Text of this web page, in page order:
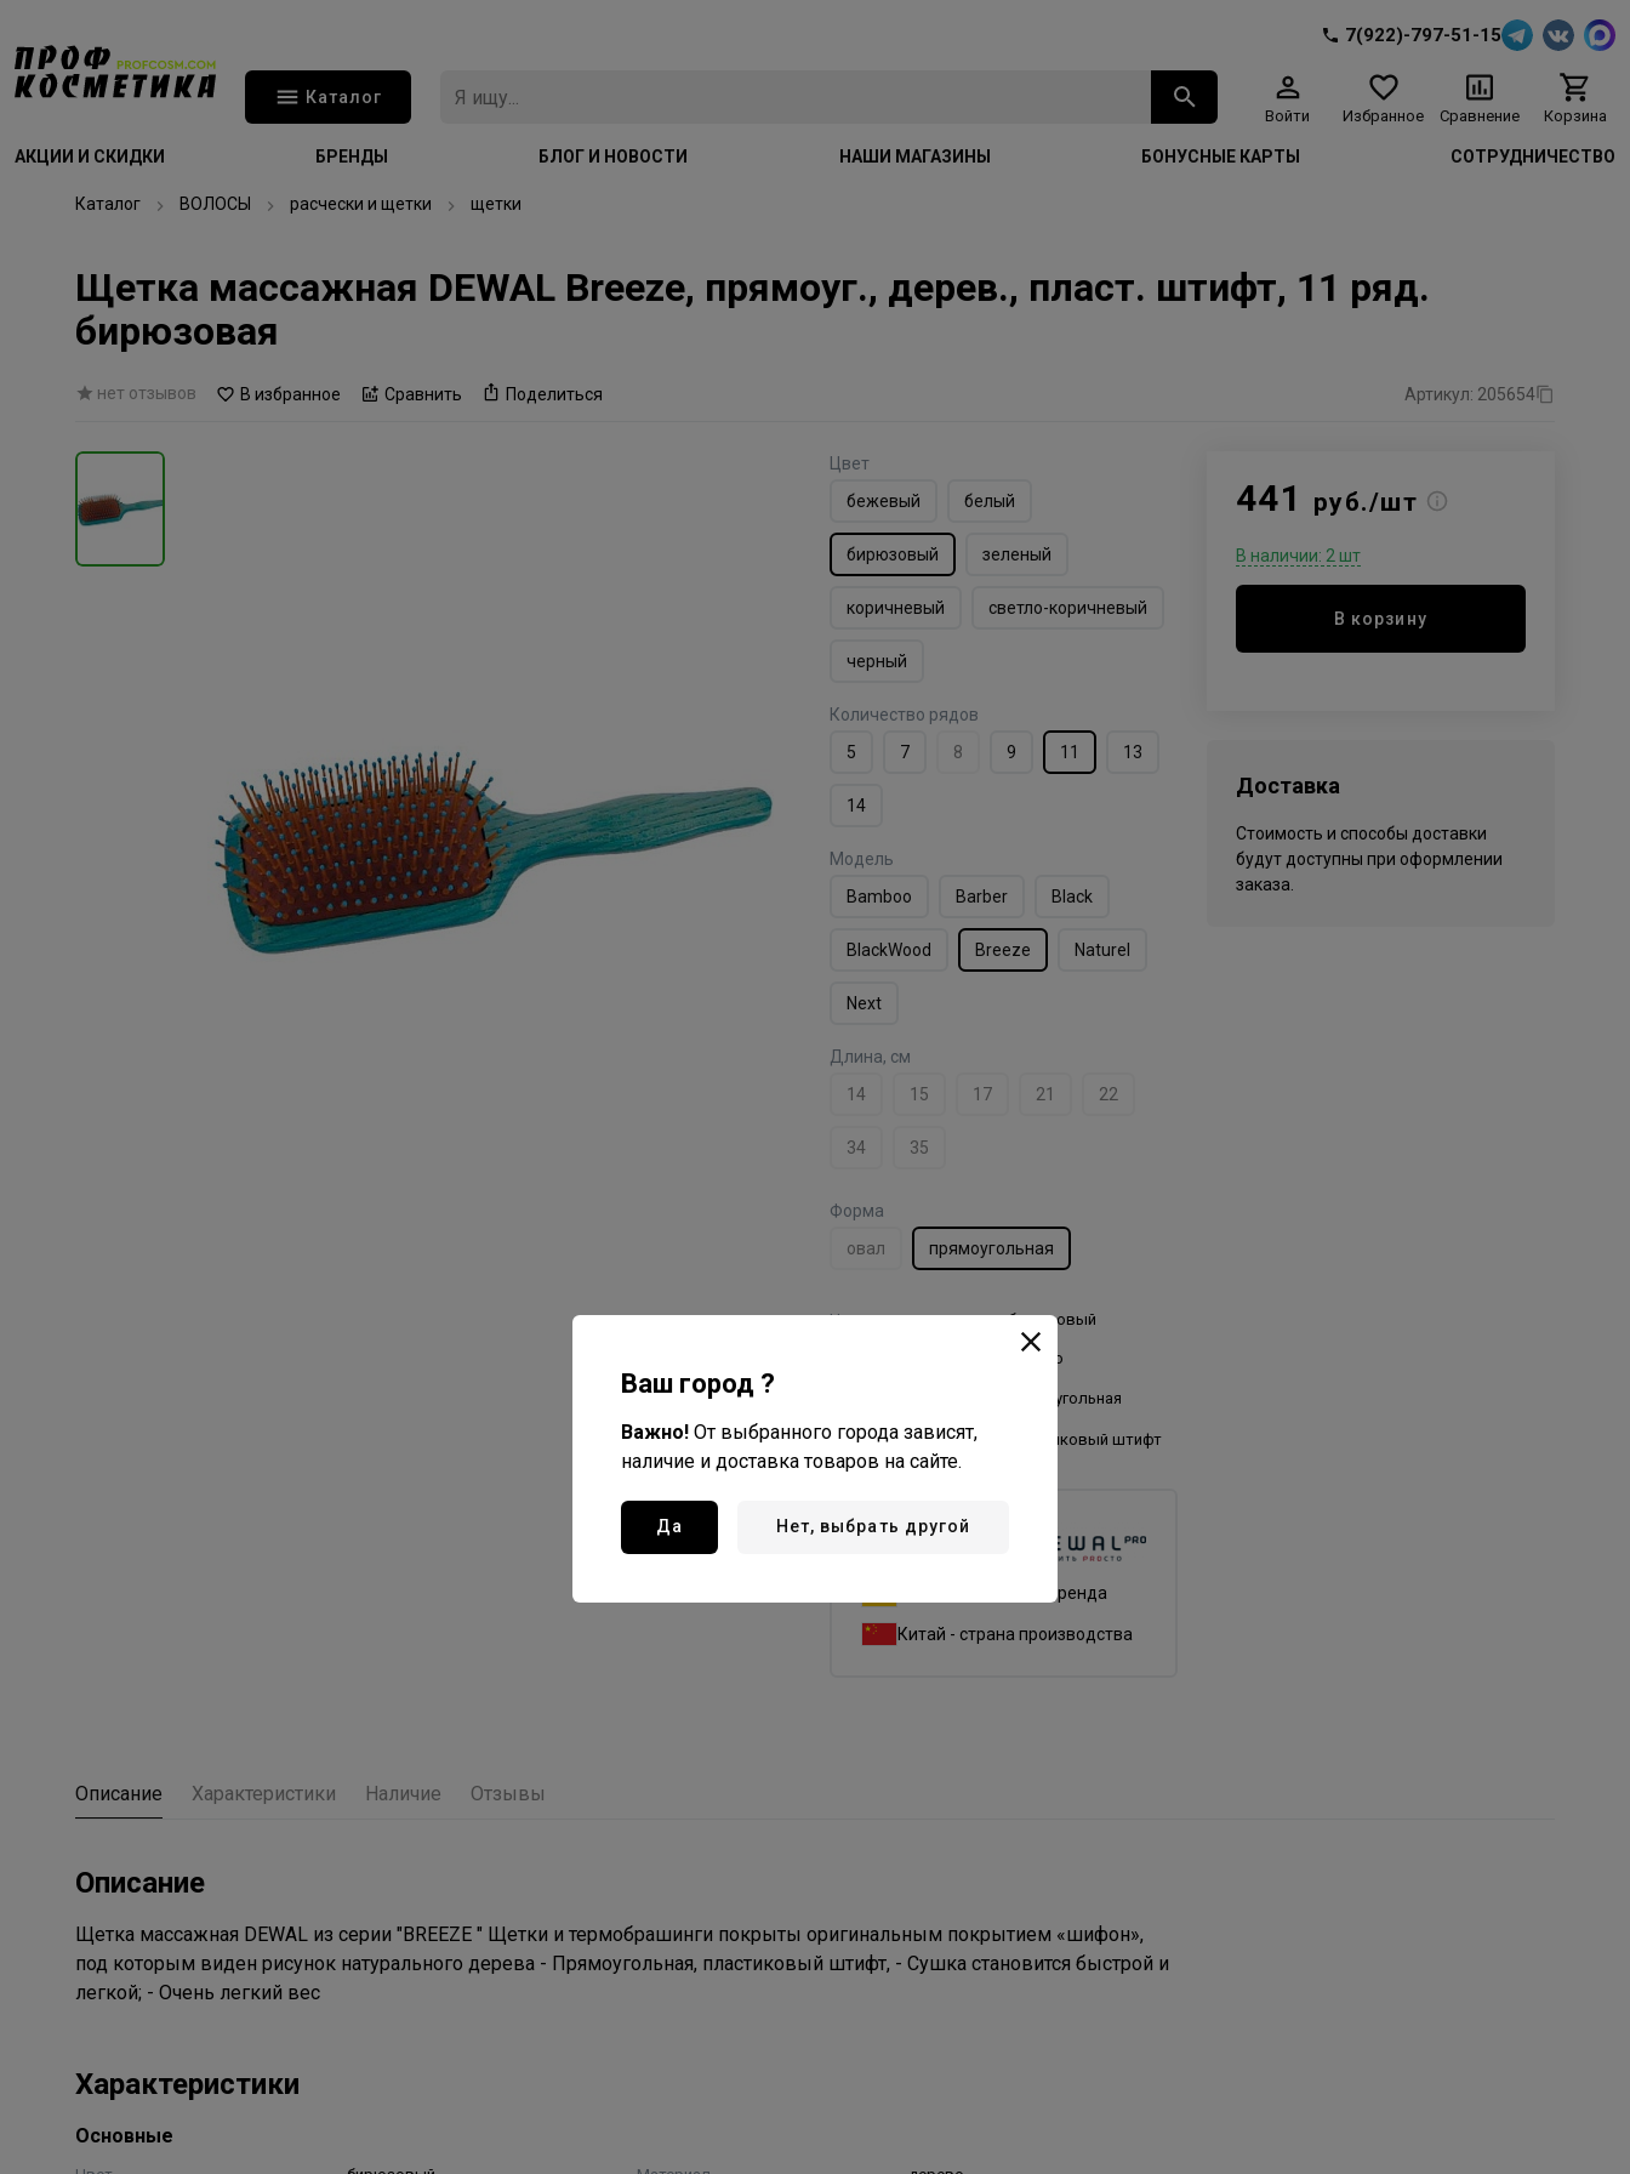
7(922)-797-51-15
Каталог
Войти Избранное Сравнение Корзина
АКЦИИ И СКИДКИ БРЕНДЫ БЛОГ И НОВОСТИ НАШИ МАГАЗИНЫ БОНУСНЫЕ КАРТЫ СОТРУДНИЧЕСТВО
Каталог ВОЛОСЫ расчески и щетки щетки
Щетка массажная DEWAL Breeze, прямоуг., дерев., пласт. штифт, 11 ряд.
бирюзовая
нет отзывов В избранное Сравнить Поделиться Артикул: 205654
Цвет
бежевый
белый
бирюзовый зеленый
коричневый светло-коричневый
черный
Количество рядов
5
7 8 9 11 13
14
Модель
Bamboo
Barber Black
BlackWood Breeze Naturel
Next
Длина, см
14
15 17 21 22
34 35
Форма
овал
прямоугольная
Цвет бирюзовый
дерево
прямоугольная
Щетина пластиковый штифт
Dewal PRO
Германия - страна бренда
Китай - страна производства
441 руб./шт
В наличии: 2 шт
В корзину
Доставка
Стоимость и способы доставки
будут доступны при оформлении
заказа.
Описание Характеристики Наличие Отзывы
Описание
Щетка массажная DEWAL из серии "BREEZE " Щетки и термобрашинги покрыты оригинальным покрытием «шифон»,
под которым виден рисунок натурального дерева - Прямоугольная, пластиковый штифт, - Сушка становится быстрой и
легкой; - Очень легкий вес
Характеристики
Основные
Ваш город ?
Важно! От выбранного города зависят,
наличие и доставка товаров на сайте.
Да Нет, выбрать другой